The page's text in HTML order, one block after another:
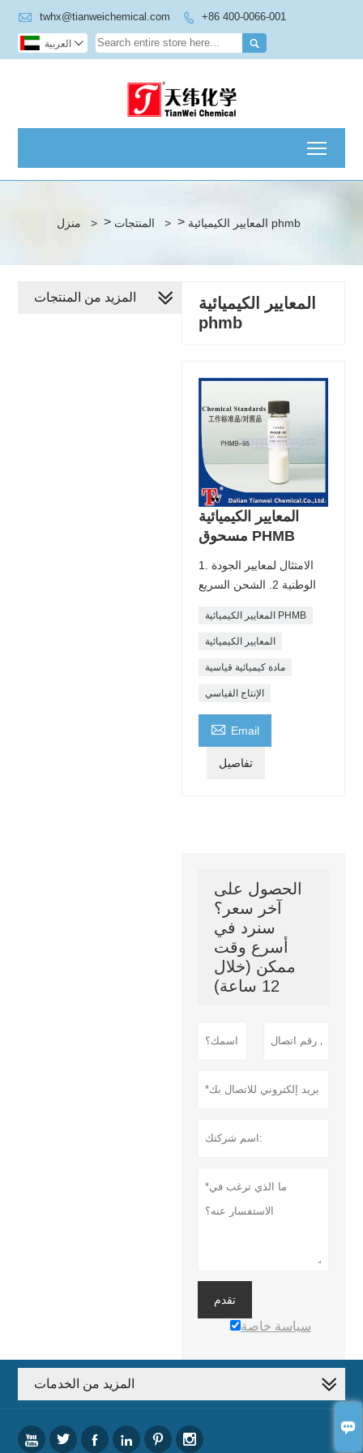

 twhx@tianweichemical.com  +86 400-0066-001
 العربية 
منزل > > المنتجات > > المعايير الكيميائية phmb
المعايير الكيميائية
phmb
المعايير الكيميائية
مسحوق PHMB
1. الامتثال لمعايير الجودة
الوطنية 2. الشحن السريع
المعايير الكيميائية PHMB
المعايير الكيميائية
مادة كيميائية قياسية
الإنتاج القياسي
 Email
تفاصيل
الحصول على
آخر سعر؟
سنرد في
أسرع وقت
ممكن (خلال
12 ساعة)
تقدم
سياسة خاصة
المزيد من المنتجات
المزيد من الخدمات
     